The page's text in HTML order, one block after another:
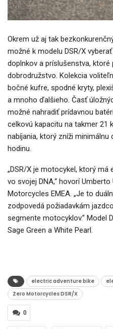
Okrem už aj tak
možné k modelu DSR/X
doplnkov a príslušenstva,
dobrodružstvo. Kolekcia
bočné kufre, spodné kryty,
a mnoho ďalšieho. Časť
možné nahradiť prídavnou
celkovú kapacitu na takmer 21
nabíjania, ktorý zníži minimálnu
hodinu.
„DSR/X je motocykel, ktorý
vo svojej DNA,“ hovorí
Motorcycles EMEA. „Je to
zodpovedá požiadavkám
segmente motocyklov.” Model
Sage Green a White Pearl.
electric adventure bike
Zero Motorcycles DSR/X
0